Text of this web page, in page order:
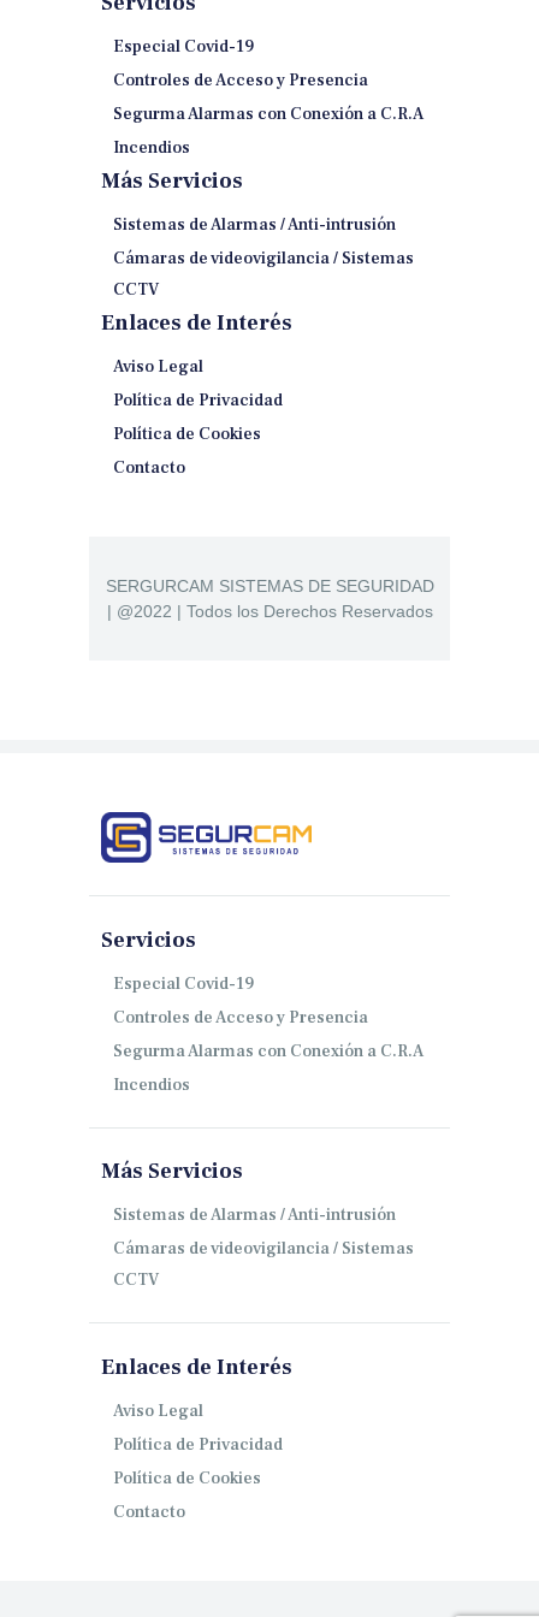
Especial Covid-19
Controles de Acceso y Presencia
Segurma Alarmas con Conexión a C.R.A
Incendios
Más Servicios
Sistemas de Alarmas / Anti-intrusión
Cámaras de videovigilancia / Sistemas
CCTV
Enlaces de Interés
Aviso Legal
Política de Privacidad
Política de Cookies
Contacto
SERGURCAM SISTEMAS DE SEGURIDAD
| @2022 | Todos los Derechos Reservados
Servicios
Especial Covid-19
Controles de Acceso y Presencia
Segurma Alarmas con Conexión a C.R.A
Incendios
Más Servicios
Sistemas de Alarmas / Anti-intrusión
Cámaras de videovigilancia / Sistemas
CCTV
Enlaces de Interés
Aviso Legal
Política de Privacidad
Política de Cookies
Contacto